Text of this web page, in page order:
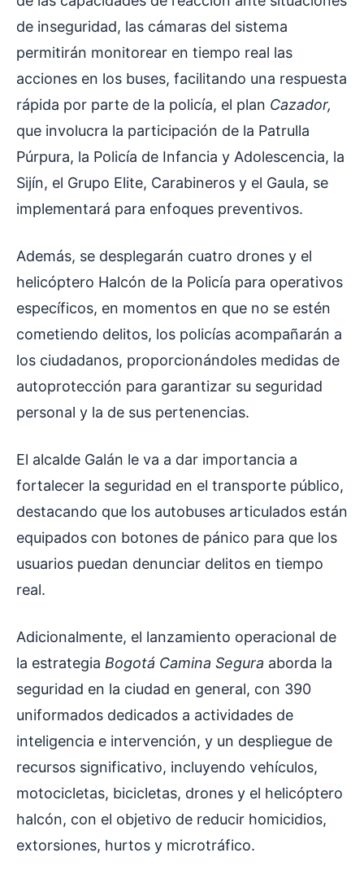
de inseguridad, las cámaras del sistema
permitirán monitorear en tiempo real las
acciones en los buses, facilitando una respuesta
rápida por parte de la policía, el plan Cazador,
que involucra la participación de la Patrulla
Púrpura, la Policía de Infancia y Adolescencia, la
Sijín, el Grupo Elite, Carabineros y el Gaula, se
implementará para enfoques preventivos.
Además, se desplegarán cuatro drones y el
helicóptero Halcón de la Policía para operativos
específicos, en momentos en que no se estén
cometiendo delitos, los policías acompañarán a
los ciudadanos, proporcionándoles medidas de
autoprotección para garantizar su seguridad
personal y la de sus pertenencias.
El alcalde Galán le va a dar importancia a
fortalecer la seguridad en el transporte público,
destacando que los autobuses articulados están
equipados con botones de pánico para que los
usuarios puedan denunciar delitos en tiempo
real.
Adicionalmente, el lanzamiento operacional de
la estrategia Bogotá Camina Segura aborda la
seguridad en la ciudad en general, con 390
uniformados dedicados a actividades de
inteligencia e intervención, y un despliegue de
recursos significativo, incluyendo vehículos,
motocicletas, bicicletas, drones y el helicóptero
halcón, con el objetivo de reducir homicidios,
extorsiones, hurtos y microtráfico.